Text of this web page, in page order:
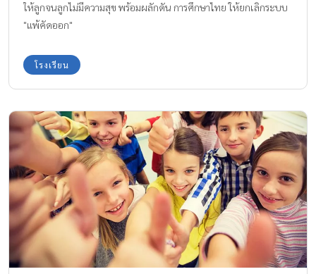
ให้ลูกจนลูกไม่มีความสุข พร้อมผลักดัน การศึกษาไทย ให้ยกเลิกระบบ
"แพ้คัดออก"
โรงเรียน